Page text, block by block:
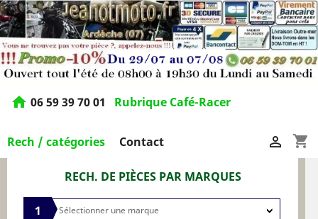
home 06 59 39 70 01 Rubrique Café-Racer
Rech / catégories Contact shopping_cart

RECH. DE PIÈCES PAR MARQUES
1